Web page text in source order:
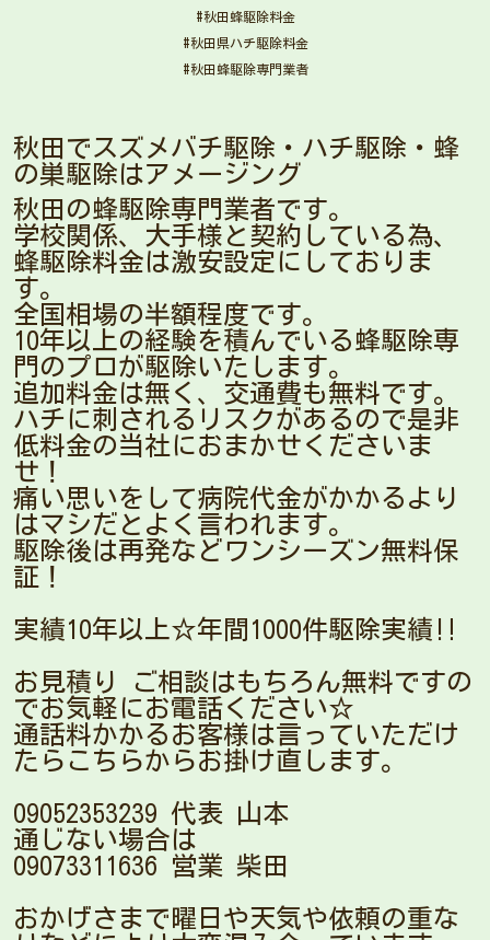
#秋田蜂駆除料金
#秋田県ハチ駆除料金
#秋田蜂駆除専門業者
秋田でスズメバチ駆除・ハチ駆除・蜂
の巣駆除はアメージング
秋田の蜂駆除専門業者です。
学校関係、大手様と契約している為、
蜂駆除料金は激安設定にしておりま
す。
全国相場の半額程度です。
10年以上の経験を積んでいる蜂駆除専
門のプロが駆除いたします。
追加料金は無く、交通費も無料です。
ハチに刺されるリスクがあるので是非
低料金の当社におまかせくださいま
せ！
痛い思いをして病院代金がかかるより
はマシだとよく言われます。
駆除後は再発などワンシーズン無料保
証！
実績10年以上☆年間1000件駆除実績‼︎
お見積り ご相談はもちろん無料ですの
でお気軽にお電話ください☆
通話料かかるお客様は言っていただけ
たらこちらからお掛け直します。
09052353239 代表 山本
通じない場合は
09073311636 営業 柴田
おかげさまで曜日や天気や依頼の重な